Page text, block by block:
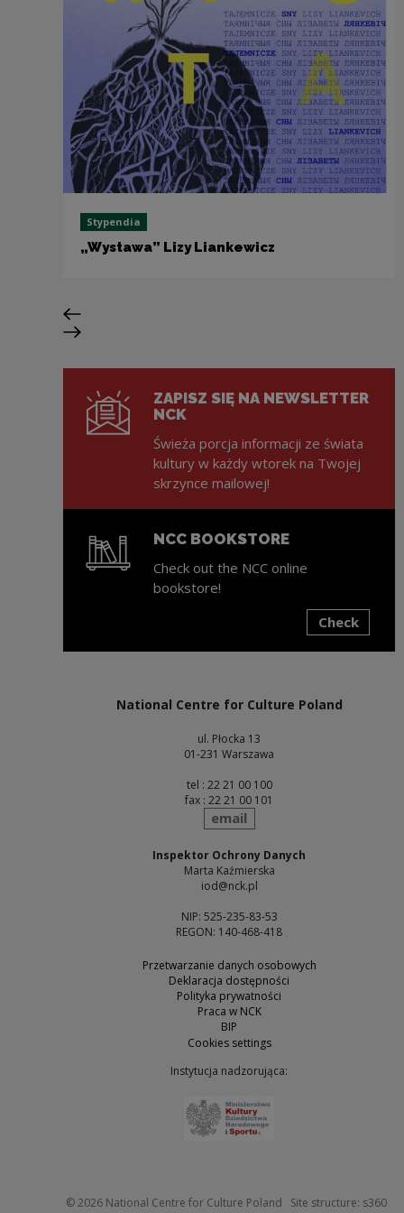
Stypendia
„Wystawa” Lizy Liankewicz
Previous slide
Next slide
ZAPISZ SIĘ NA NEWSLETTER
NCK
Świeża porcja informacji ze świata
kultury w każdy wtorek na Twojej
skrzynce mailowej!
NCC BOOKSTORE
Check out the NCC online
bookstore!
Check
National Centre for Culture Poland
ul. Płocka 13
01-231 Warszawa
tel : 22 21 00 100
fax : 22 21 00 101
send
email
Inspektor Ochrony Danych
Marta Kaźmierska
iod@nck.pl
NIP: 525-235-83-53
REGON: 140-468-418
Przetwarzanie danych osobowych
Deklaracja dostępności
Polityka prywatności
Praca w NCK
BIP
Cookies settings
Instytucja nadzorująca:
© 2026 National Centre for Culture Poland Site structure: s360